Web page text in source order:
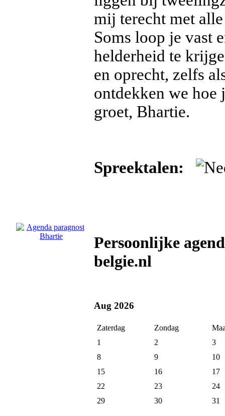
mij terecht met
Soms loop je vast
helderheid te
en oprecht, zelfs
ontdekken we
groet, Bhartie.
Spreektalen:
Persoonlijke
belgie.nl
Aug 2026
Zaterdag Zondag
1
2
3
8
9
10
15
16
17
22
23
24
29
30 31